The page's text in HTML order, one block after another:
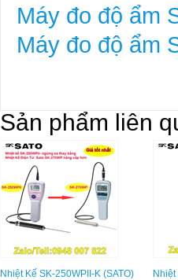
Máy đo độ ẩm
Máy đo độ ẩm
Sản phẩm liên
Nhiệt Kế SK-250WPII-K (SATO) Nhiệt